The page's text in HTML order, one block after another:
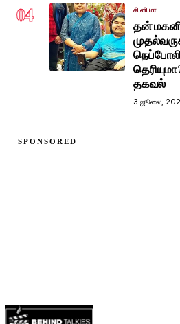
04 சினிமா
தன்
தகவல்
3 ஜூலை,
SPONSORED